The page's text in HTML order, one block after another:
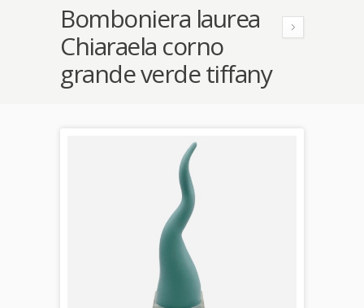
Bomboniera laurea
Chiaraela corno
grande verde tiffany